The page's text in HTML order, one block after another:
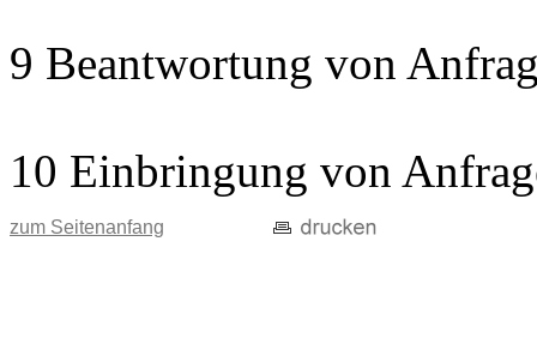
9 Beantwortung von
10 Einbringung von
zum Seitenanfang